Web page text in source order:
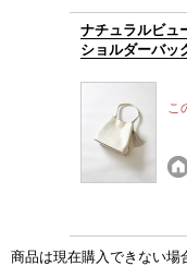
ナチュラルビュ
ショルダーバッ
こ
商品は現在購入できない場